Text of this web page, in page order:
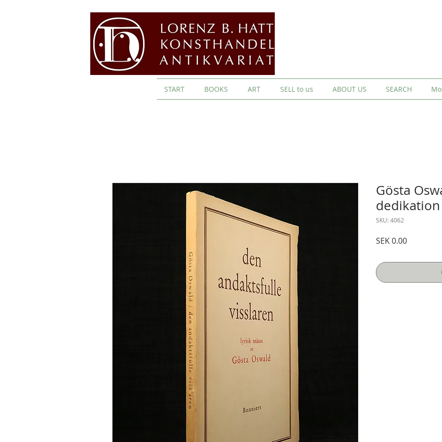
START BOOKS ART SELL to us ABOUT US SEARCH
Gösta
dedikation
SKU: 4062
SEK 0.00Price